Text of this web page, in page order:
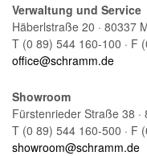
Verwaltung und Service
Häberlstraße 20 · 80337
T (0 89) 544 160-100 · F
office@schramm.de
Showroom
Fürstenrieder Straße 38 ·
T (0 89) 544 160-500 · F
showroom@schramm.de